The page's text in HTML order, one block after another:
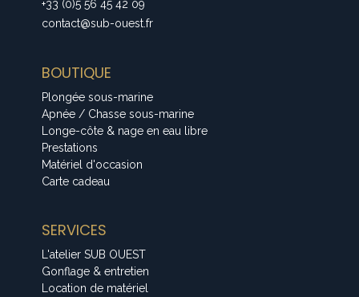
+33 (0)5 56 45 42 09
contact@sub-ouest.fr
BOUTIQUE
Plongée sous-marine
Apnée / Chasse sous-marine
Longe-côte & nage en eau libre
Prestations
Matériel d'occasion
Carte cadeau
SERVICES
L'atelier SUB OUEST
Gonflage & entretien
Location de matériel